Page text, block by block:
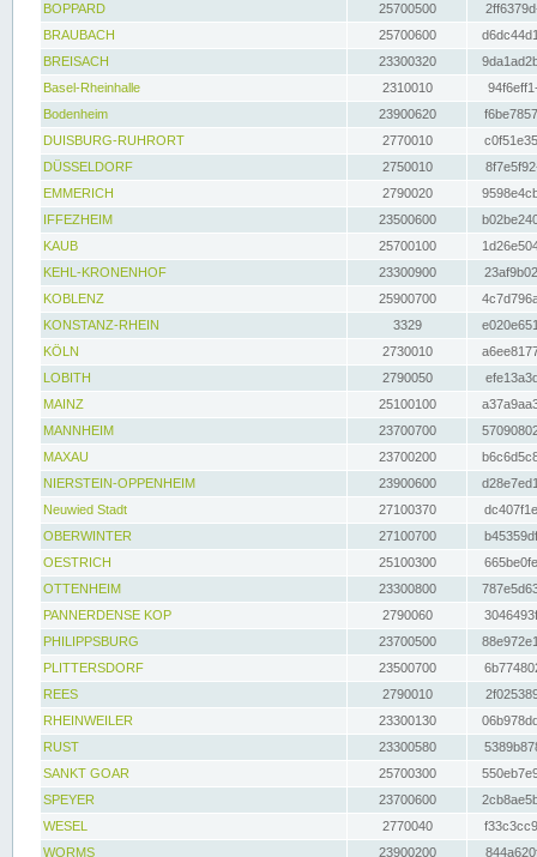
BOPPARD
25700500
BRAUBACH
25700600
BREISACH
23300320
Basel-Rheinhalle
2310010
Bodenheim
23900620
DUISBURG-RUHRORT
2770010
DÜSSELDORF
2750010
EMMERICH
2790020
IFFEZHEIM
23500600
KAUB
25700100
KEHL-KRONENHOF
23300900
KOBLENZ
25900700
KONSTANZ-RHEIN
3329
KÖLN
2730010
LOBITH
2790050
MAINZ
25100100
MANNHEIM
23700700
MAXAU
23700200
NIERSTEIN-OPPENHEIM
23900600
Neuwied Stadt
27100370
OBERWINTER
27100700
OESTRICH
25100300
OTTENHEIM
23300800
PANNERDENSE KOP
2790060
PHILIPPSBURG
23700500
PLITTERSDORF
23500700
REES
2790010
RHEINWEILER
23300130
RUST
23300580
SANKT GOAR
25700300
SPEYER
23700600
WESEL
2770040
WORMS
23900200